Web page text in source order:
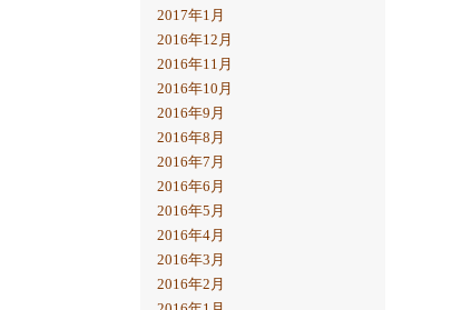
2017年1月
2016年12月
2016年11月
2016年10月
2016年9月
2016年8月
2016年7月
2016年6月
2016年5月
2016年4月
2016年3月
2016年2月